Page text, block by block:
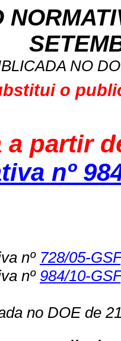
NO
o
a partir
nº
nº 728/05-GSF
nº 984/10-GSF
no DOE de